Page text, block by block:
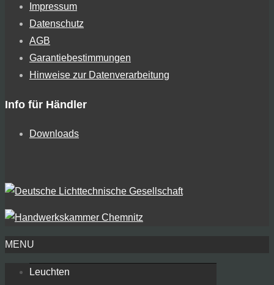
Impressum
Datenschutz
AGB
Garantiebestimmungen
Hinweise zur Datenverarbeitung
Info für Händler
Downloads
MENU
Leuchten